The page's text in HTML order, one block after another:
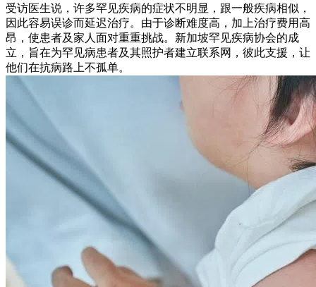
受访医生说，许多罕见疾病的症状不明显，跟一般疾病相似，
因此容易误诊而延迟治疗。由于诊断难度高，加上治疗费用高
昂，使患者及家人面对重重挑战。新加坡罕见疾病协会的成
立，旨在为罕见病患者及其照护者建立联系网，彼此支援，让
他们在抗病路上不孤单。